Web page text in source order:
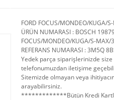
FORD FOCUS/MONDEO/KUGA/
ÜRÜN NUMARASI : BOSCH
FOCUS/MONDEO/KUGA/S-MAX/
REFERANS NUMARASI : 3M5Q
Yedek parça siparişlerinizde size
telefonumuzdan iletişime
Sitemizde olmayan veya
arayabilirsiniz.
*************Bütün Kredi